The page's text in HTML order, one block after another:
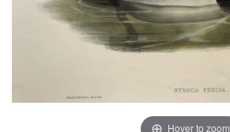
Hover to zoom